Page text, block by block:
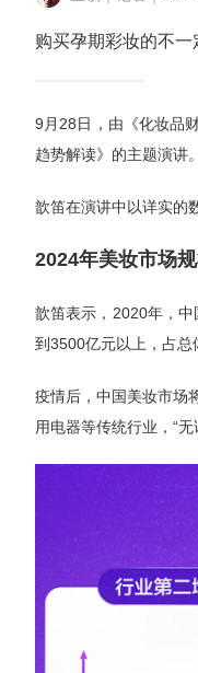
购买孕期彩妆的不一
9月28日，由《化妆品
趋势解读》的主题演讲。
歆笛在演讲中以详实的
2024年美妆市场
歆笛表示，2020年，
到3500亿元以上，占总
疫情后，中国美妆市场
用电器等传统行业，“